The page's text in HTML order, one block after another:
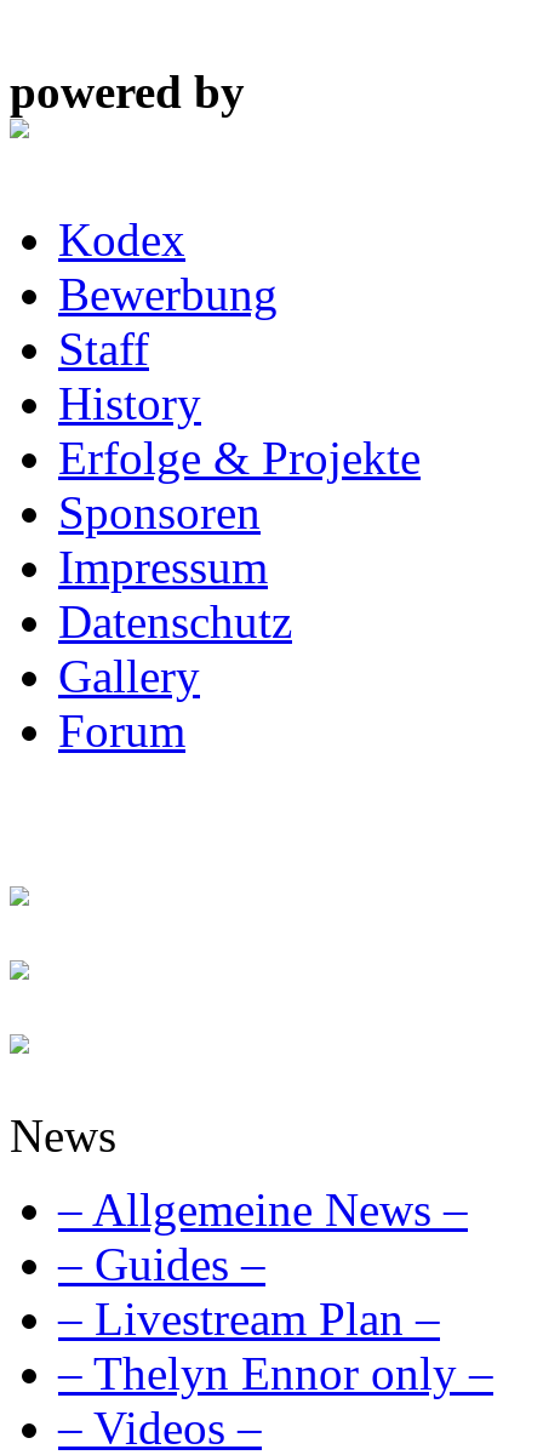
powered by
Kodex
Bewerbung
Staff
History
Erfolge & Projekte
Sponsoren
Impressum
Datenschutz
Gallery
Forum
News
– Allgemeine News –
– Guides –
– Livestream Plan –
– Thelyn Ennor only –
– Videos –